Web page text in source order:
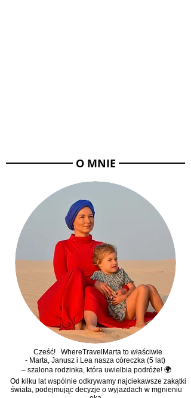
O MNIE
Cześć! WhereTravelMarta to właściwie
- Marta, Janusz i Lea nasza córeczka (5 lat)
– szalona rodzinka, która uwielbia podróże! 🌍